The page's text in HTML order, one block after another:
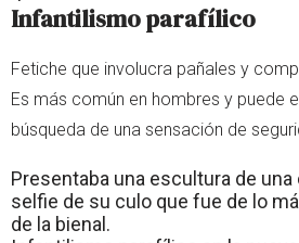
Infantilismo parafílico
Fetiche que involucra pañales y
Es más común en hombres y puede
búsqueda de una sensación de
Presentaba una escultura de
selfie de su culo que fue de lo
de la bienal.